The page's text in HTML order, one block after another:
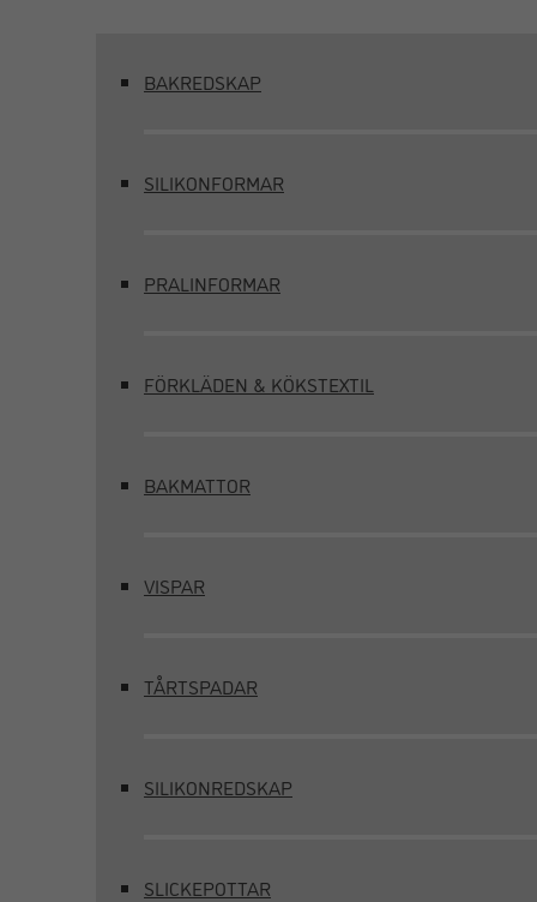
BAKREDSKAP
SILIKONFORMAR
PRALINFORMAR
FÖRKLÄDEN & KÖKSTEXTIL
BAKMATTOR
VISPAR
TÅRTSPADAR
SILIKONREDSKAP
SLICKEPOTTAR